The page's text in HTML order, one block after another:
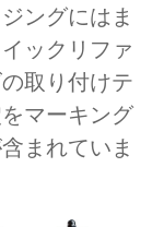
ングにはま
ックリファ
取り付けテ
マーキング
まれていま